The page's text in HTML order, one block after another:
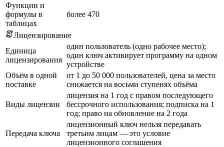
Функции и
формулы в
таблицах
более 470
Лицензирование
Единица
лицензирования
один пользователь (одно рабочее место);
один ключ активирует программу на одном
устройстве
Объём в одной
поставке
от 1 до 50 000 пользователей, цена за место
снижается на восьми ступенях объёма
Виды лицензии
лицензия на 1 год с правом последующего
бессрочного использования; подписка на 1
год; право на обновление на 2 года
Передача ключа
лицензионный ключ нельзя передавать
третьим лицам — это условие
лицензионного соглашения